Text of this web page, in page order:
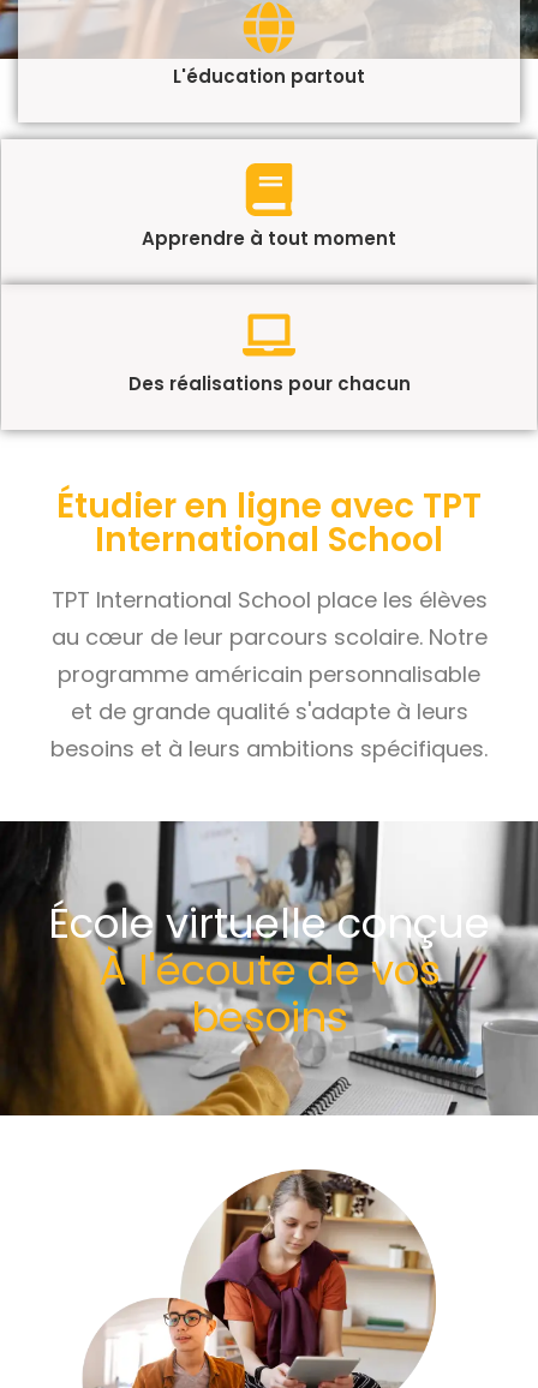
L'éducation partout
Apprendre à tout moment
Des réalisations pour chacun
Étudier en ligne avec TPT
International School
TPT International School place les élèves
au cœur de leur parcours scolaire. Notre
programme américain personnalisable
et de grande qualité s'adapte à leurs
besoins et à leurs ambitions spécifiques.
École virtuelle conçue
À l'écoute de vos
besoins